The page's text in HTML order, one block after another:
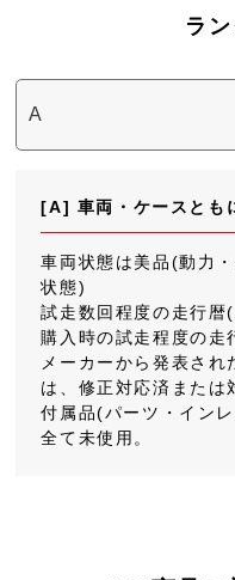
ラ
[A] 車両・ケースとも
車両状態は美品(動力
状態)
試走数回程度の走行暦
購入時の試走程度の走
メーカーから発表さ
は、修正対応済または
付属品(パーツ・イン
全て未使用。